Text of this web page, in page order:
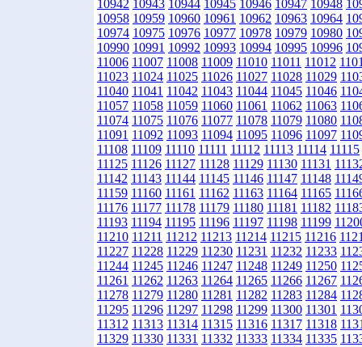
10942 10943 10944 10945 10946 10947 10948
10958 10959 10960 10961 10962 10963 10964
10974 10975 10976 10977 10978 10979 10980
10990 10991 10992 10993 10994 10995 10996
11006 11007 11008 11009 11010 11011 11012
11023 11024 11025 11026 11027 11028 11029
11040 11041 11042 11043 11044 11045 11046
11057 11058 11059 11060 11061 11062 11063
11074 11075 11076 11077 11078 11079 11080
11091 11092 11093 11094 11095 11096 11097
11108 11109 11110 11111 11112 11113 11114 11115
11125 11126 11127 11128 11129 11130 11131
11142 11143 11144 11145 11146 11147 11148
11159 11160 11161 11162 11163 11164 11165
11176 11177 11178 11179 11180 11181 11182
11193 11194 11195 11196 11197 11198 11199
11210 11211 11212 11213 11214 11215 11216
11227 11228 11229 11230 11231 11232 11233
11244 11245 11246 11247 11248 11249 11250
11261 11262 11263 11264 11265 11266 11267
11278 11279 11280 11281 11282 11283 11284
11295 11296 11297 11298 11299 11300 11301
11312 11313 11314 11315 11316 11317 11318
11329 11330 11331 11332 11333 11334 11335